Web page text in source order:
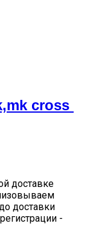
cross
доставке
доставки
-